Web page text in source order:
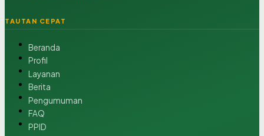
TAUTAN CEPAT
Beranda
Profil
Layanan
Berita
Pengumuman
FAQ
PPID